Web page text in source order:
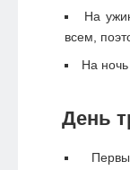
На
всем,
На
День